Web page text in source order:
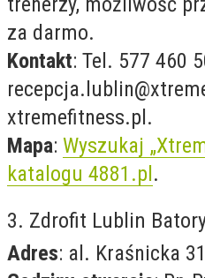
za darmo.
Kontakt: Tel. 577 460
xtremefitness.pl.
Mapa: Wyszukaj
katalogu 4881.pl .
3. Zdrofit Lublin
Adres: al. Kraśnicka